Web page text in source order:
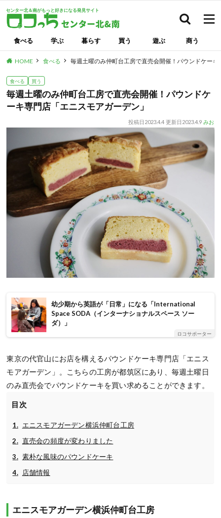
センター北＆南がもっと好きになる発見サイト
食べる 学ぶ 暮らす 買う 遊ぶ 商う
HOME 食べる 毎週土曜のみ仲町台工房で直売会開催！パウンドケー
食べる 買う
毎週土曜のみ仲町台工房で直売会開催！パウンドケ
ーキ専門店「エニスモアガーデン」
投稿日 2023.4.4 更新日 2023.4.9 みお
幼少期から英語が「日常」になる「International
Space SODA（インターナショナルスペース ソー
ダ）」
ロコサポーター
東京の代官山にお店を構えるパウンドケーキ専門店「エニス
モアガーデン」。こちらの工房が都筑区にあり、毎週土曜日
のみ直売会でパウンドケーキを買い求めることができます。
目次
エニスモアガーデン横浜仲町台工房
直売会の頻度が変わりました
素朴な風味のパウンドケーキ
店舗情報
エニスモアガーデン横浜仲町台工房